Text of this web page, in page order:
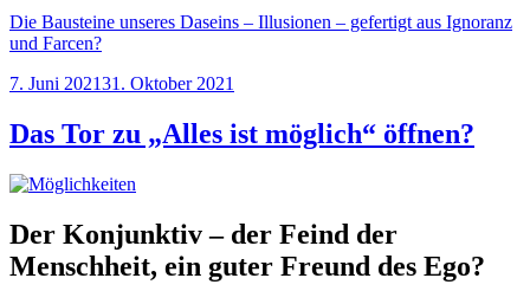
Die Bausteine unseres Daseins – Illusionen – gefertigt aus Ignoranz
und Farcen?
Veröffentlicht
7. Juni 202131. Oktober 2021
Das Tor zu „Alles ist möglich“ öffnen?
Der Konjunktiv – der Feind der
Menschheit, ein guter Freund des Ego?